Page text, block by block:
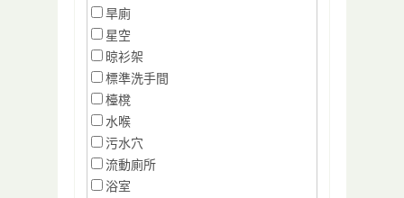
旱廁
星空
晾衫架
標準洗手間
檯櫈
水喉
污水穴
流動廁所
浴室